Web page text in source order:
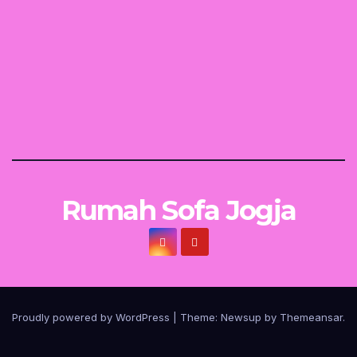
Rumah Sofa Jogja
Proudly powered by WordPress Theme: Newsup by Themeansar.